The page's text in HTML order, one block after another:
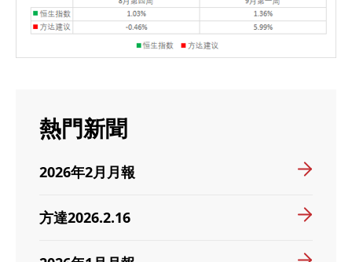
熱門新聞
2026年2月月報
方達2026.2.16